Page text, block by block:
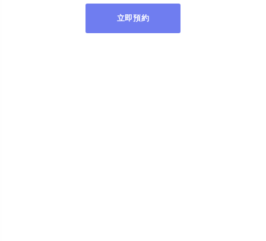
立即預約